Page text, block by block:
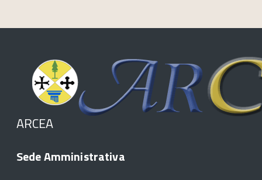
ARCEA
Sede Amministrativa